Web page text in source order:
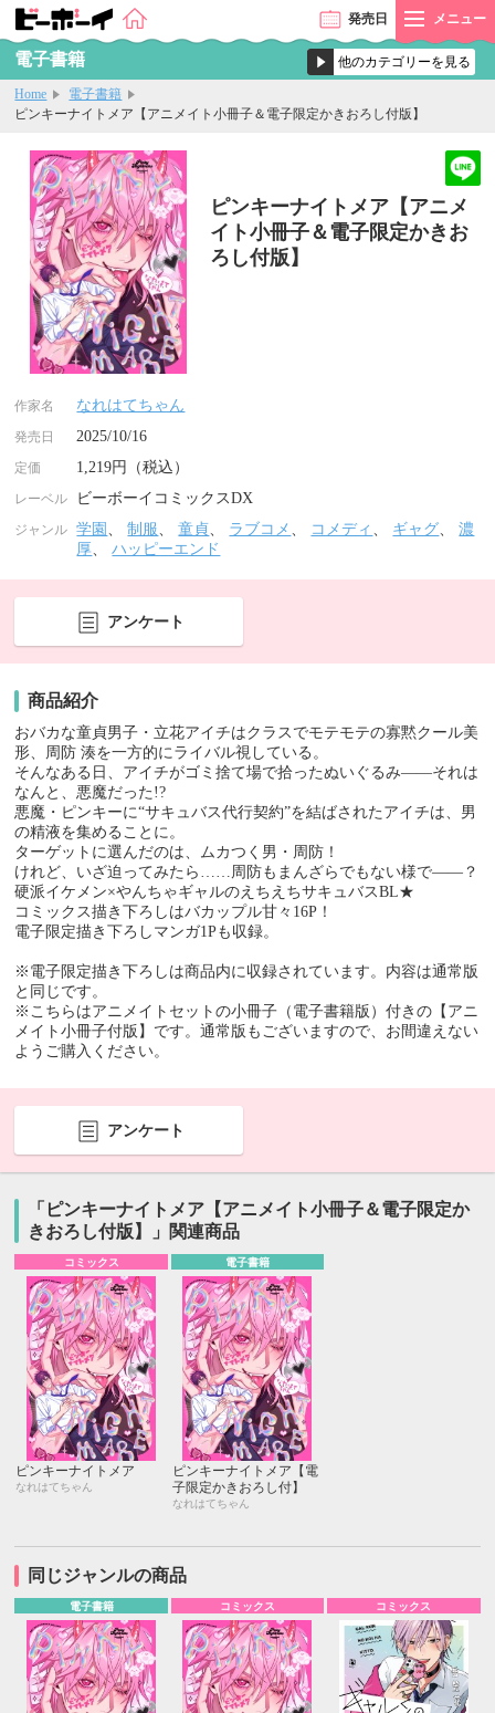
発売日 メニュー
電子書籍
Home
電子書籍
ピンキーナイトメア【アニメイト小冊子＆電子限定かきおろし付版】
ピンキーナイトメア【アニメ
イト小冊子＆電子限定かきお
ろし付版】
作家名 なれはてちゃん
発売日 2025/10/16
定価 1,219円（税込）
レーベル ビーボーイコミックスDX
ジャンル 学園 、制服、童貞、 ラブコメ 、 コメディ 、 ギャグ、濃
厚、ハッピーエンド
アンケート
商品紹介
おバカな童貞男子・立花アイチはクラスでモテモテの寡黙クール美
形、周防 湊を一方的にライバル視している。
そんなある日、アイチがゴミ捨て場で拾ったぬいぐるみ――それは
なんと、悪魔だった!?
悪魔・ピンキーに“サキュバス代行契約”を結ばされたアイチは、男
の精液を集めることに。
ターゲットに選んだのは、ムカつく男・周防！
けれど、いざ迫ってみたら……周防もまんざらでもない様で――？
硬派イケメン×やんちゃギャルのえちえちサキュバスBL★
コミックス描き下ろしはバカップル甘々16P！
電子限定描き下ろしマンガ1Pも収録。
※電子限定描き下ろしは商品内に収録されています。内容は通常版
と同じです。
※こちらはアニメイトセットの小冊子（電子書籍版）付きの【アニ
メイト小冊子付版】です。通常版もございますので、お間違えない
ようご購入ください。
アンケート
「ピンキーナイトメア【アニメイト小冊子＆電子限定か
きおろし付版】」関連商品
コミックス
ピンキーナイトメア
なれはてちゃん
電子書籍
ピンキーナイトメア【電
子限定かきおろし付】
なれはてちゃん
同じジャンルの商品
電子書籍 コミックス コミックス